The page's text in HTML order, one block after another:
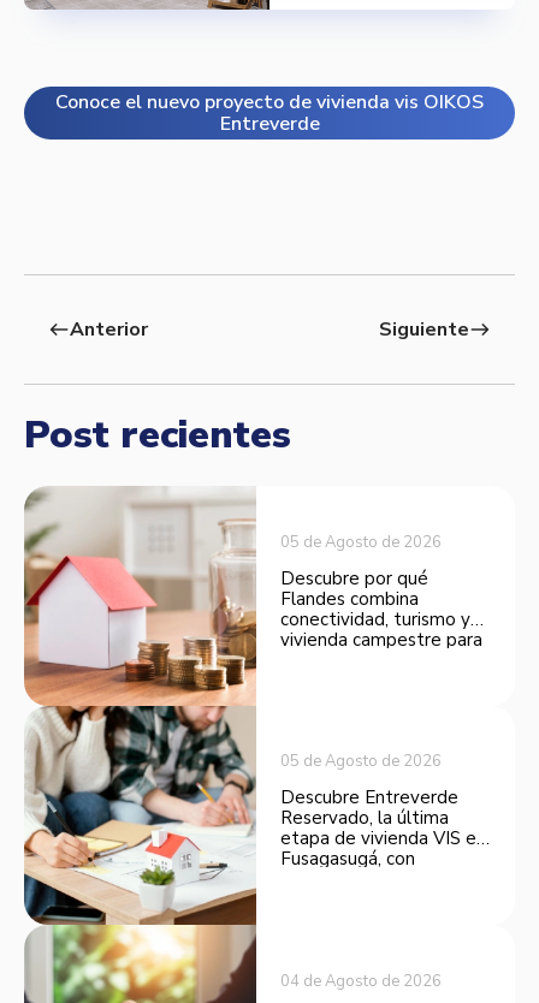
Conoce el nuevo proyecto de vivienda vis OIKOS
Entreverde
westAnterior Siguienteeast
Post recientes
05 de Agosto de 2026
Descubre por qué
Flandes combina
conectividad, turismo y
vivienda campestre para
05 de Agosto de 2026
Descubre Entreverde
Reservado, la última
etapa de vivienda VIS en
Fusagasugá, con
04 de Agosto de 2026